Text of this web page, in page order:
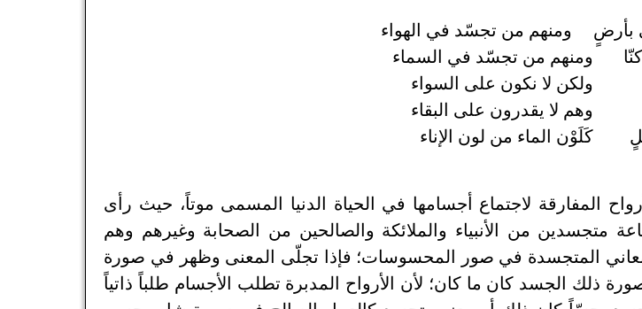
بأرضٍ
ومنهم من تجسّد في الهواء
ومنهم من تجسّد في السماء
ولكن لا نكون على السواء
وهم لا يقدرون على البقاء
كَلَوْن الماء من لون الإناء
المفارقة لاجتماع أجسامها في الحياة الدنيا المسمى موتاً، حيث رأى
متجسدين من الأنبياء والملائكة والصالحين من الصحابة وغيرهم وهم
المتجسدة في صور المحسوسات؛ فإذا تجلّى المعنى وظهر في صورة
ذلك الجسد كان ما كان؛ لأن الأرواح المدبرة تطلب الأجسام طلباً ذاتياً